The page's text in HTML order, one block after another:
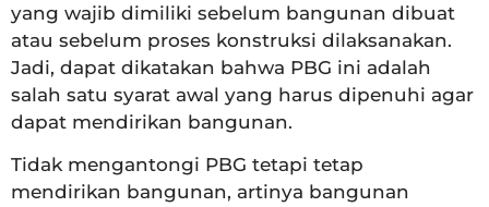
yang wajib dimiliki sebelum bangunan dibuat
atau sebelum proses konstruksi dilaksanakan.
Jadi, dapat dikatakan bahwa PBG ini adalah
salah satu syarat awal yang harus dipenuhi agar
dapat mendirikan bangunan.
Tidak mengantongi PBG tetapi tetap
mendirikan bangunan, artinya bangunan